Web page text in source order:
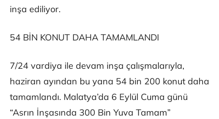
inşa ediliyor.
54 BİN KONUT DAHA TAMAMLANDI
7/24 vardiya ile devam inşa çalışmalarıyla,
haziran ayından bu yana 54 bin 200 konut daha
tamamlandı. Malatya’da 6 Eylül Cuma günü
“Asrın İnşasında 300 Bin Yuva Tamam”